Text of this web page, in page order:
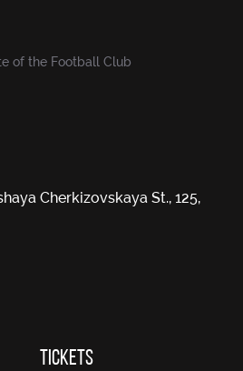
of the Football Club
Cherkizovskaya St., 125,
TICKETS